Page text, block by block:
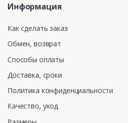
Информация
Как сделать заказ
Обмен, возврат
Способы оплаты
Доставка, сроки
Политика конфиденциальности
Качество, уход